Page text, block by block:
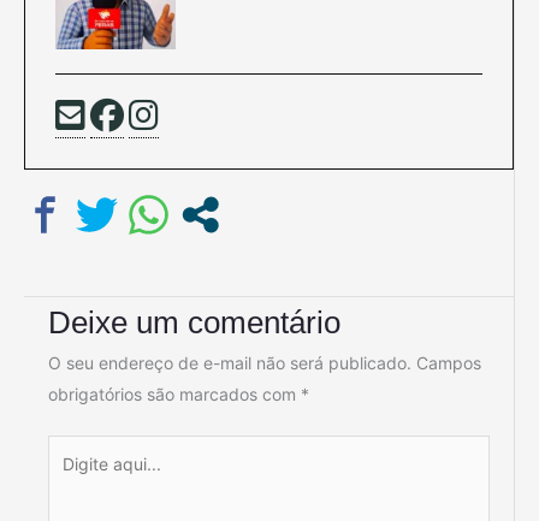
Deixe um comentário
O seu endereço de e-mail não será publicado. Campos
obrigatórios são marcados com *
aqui...